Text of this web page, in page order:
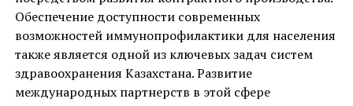
Обеспечение доступности современных
возможностей иммунопрофилактики для населения
также является одной из ключевых задач систем
здравоохранения Казахстана. Развитие
международных партнерств в этой сфере